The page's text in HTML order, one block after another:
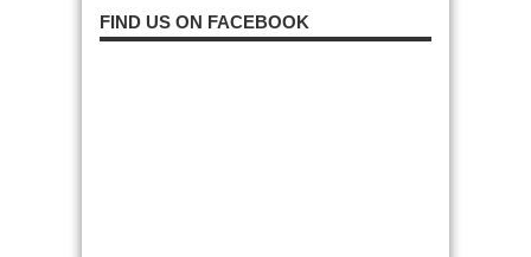
FIND US ON FACEBOOK